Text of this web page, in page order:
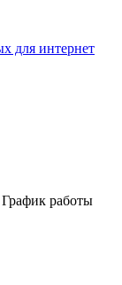
для интернет
График работы